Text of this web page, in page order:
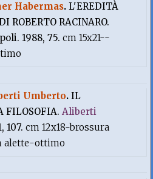
Habermas.L'EREDITÀ
ROBERTO RACINARO.
1988, 75.cm 15x21--
Umberto.IL
FILOSOFIA.Aliberti
107.cm 12x18-brossura
alette-ottimo